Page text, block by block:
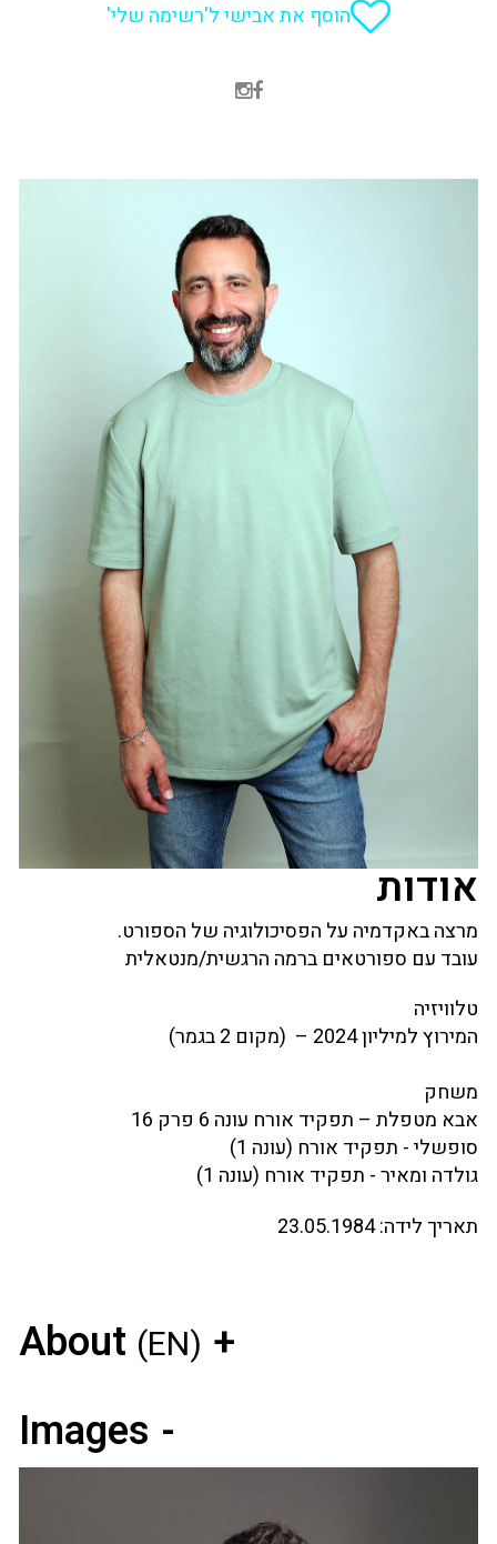
הוסף את אבישי ל'רשימה שלי'
אודות
מרצה באקדמיה על הפסיכולוגיה של הספורט.
עובד עם ספורטאים ברמה הרגשית/מנטאלית
טלוויזיה
המירוץ למיליון 2024 – (מקום 2 בגמר)
משחק
אבא מטפלת – תפקיד אורח עונה 6 פרק 16
סופשלי - תפקיד אורח (עונה 1)
גולדה ומאיר - תפקיד אורח (עונה 1)
תאריך לידה:23.05.1984
About (EN)
Images